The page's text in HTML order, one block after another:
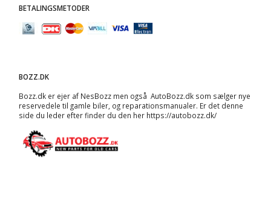
BETALINGSMETODER
BOZZ.DK
Bozz.dk er ejer af NesBozz men også AutoBozz.dk som sælger nye
reservedele til gamle biler, og reparationsmanualer. Er det denne
side du leder efter finder du den her https://autobozz.dk/